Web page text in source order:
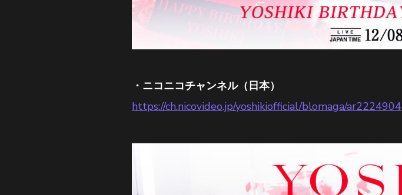
・ニコニコチャンネル（日本）
https://ch.nicovideo.jp/yoshikiofficial/blomaga/ar2224904